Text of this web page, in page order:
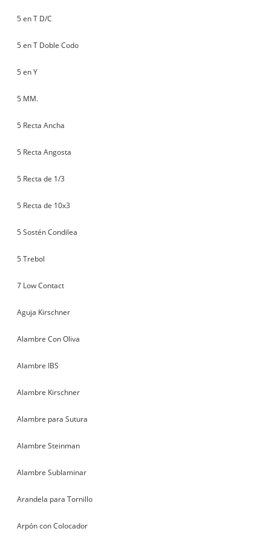
5 en T D/C
5 en T Doble Codo
5 en Y
5 MM.
5 Recta Ancha
5 Recta Angosta
5 Recta de 1/3
5 Recta de 10x3
5 Sostén Condilea
5 Trebol
7 Low Contact
Aguja Kirschner
Alambre Con Oliva
Alambre IBS
Alambre Kirschner
Alambre para Sutura
Alambre Steinman
Alambre Sublaminar
Arandela para Tornillo
Arpón con Colocador